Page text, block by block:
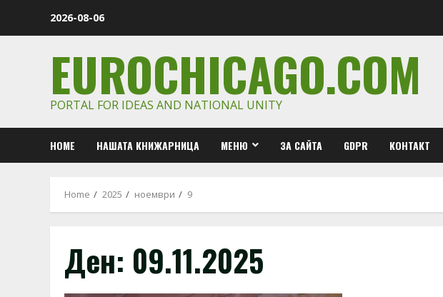
2026-08-06
EUROCHICAGO.COM
PORTAL FOR IDEAS AND NATIONAL UNITY
HOME НАШАТА КНИЖАРНИЦА МЕНЮ ЗА САЙТА GDPR КОНТАКТ
Home 2025 ноември 9
Ден: 09.11.2025